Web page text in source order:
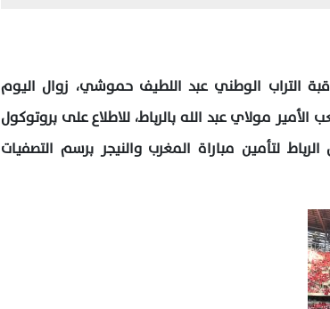
التراب الوطني عبد اللطيف حموشي، زوال اليوم
لملعب الأمير مولاي عبد الله بالرباط، للاطلاع على بروتوكول
لتأمين مباراة المغرب والنيجر برسم التصفيات